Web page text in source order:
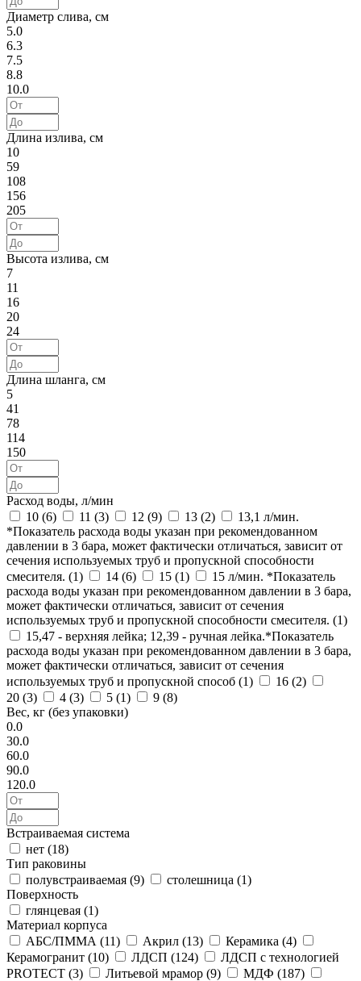
Диаметр слива, см
5.0
6.3
7.5
8.8
10.0
Длина излива, см
10
59
108
156
205
Высота излива, см
7
11
16
20
24
Длина шланга, см
5
41
78
114
150
Расход воды, л/мин
10 (6) 11 (3) 12 (9) 13 (2)
13,1 л/мин.
*Показатель расхода воды указан при рекомендованном
давлении в 3 бара, может фактически отличаться, зависит от
сечения используемых труб и пропускной способности
смесителя. (1) 14 (6) 15 (1)
15 л/мин. *Показатель
расхода воды указан при рекомендованном давлении в 3 бара,
может фактически отличаться, зависит от сечения
используемых труб и пропускной способности смесителя. (1)
15,47 - верхняя лейка; 12,39 - ручная лейка.*Показатель
расхода воды указан при рекомендованном давлении в 3 бара,
может фактически отличаться, зависит от сечения
используемых труб и пропускной способ (1) 16 (2)
20 (3) 4 (3) 5 (1) 9 (8)
Вес, кг (без упаковки)
0.0
30.0
60.0
90.0
120.0
Встраиваемая система
нет (18)
Тип раковины
полувстраиваемая (9) столешница (1)
Поверхность
глянцевая (1)
Материал корпуса
АБС/ПММА (11) Акрил (13) Керамика (4)
Керамогранит (10) ЛДСП (124)
ЛДСП с технологией
PROTECT (3) Литьевой мрамор (9) МДФ (187)